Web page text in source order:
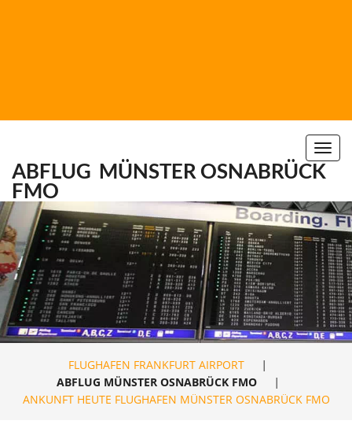
ABFLUG MÜNSTER OSNABRÜCK
FMO
FLUGHAFEN FRANKFURT AIRPORT
|
ABFLUG MÜNSTER OSNABRÜCK FMO
|
ANKUNFT HEUTE FLUGHAFEN MÜNSTER OSNABRÜCK FMO